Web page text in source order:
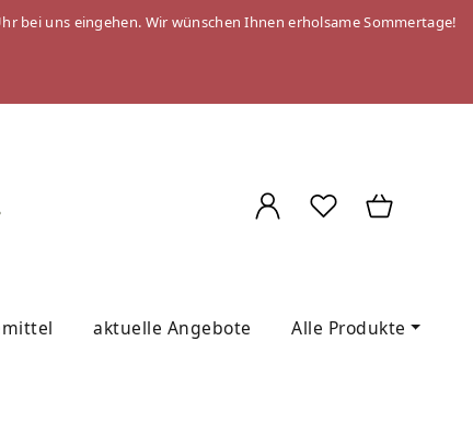
bei uns eingehen. Wir wünschen Ihnen erholsame Sommertage!
aktuelle Angebote Alle Produkte